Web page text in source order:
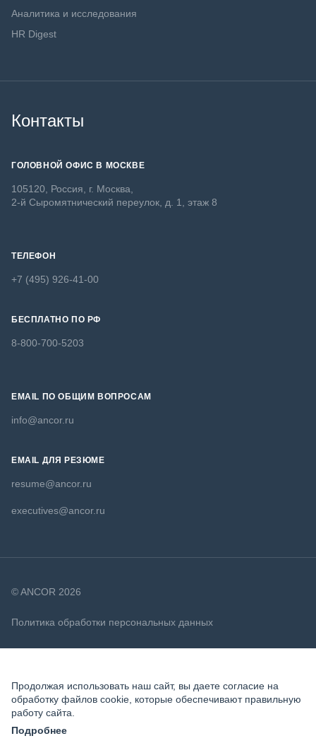
Аналитика и исследования
HR Digest
Контакты
ГОЛОВНОЙ ОФИС В МОСКВЕ
105120, Россия, г. Москва,
2-й Сыромятнический переулок, д. 1, этаж 8
ТЕЛЕФОН
+7 (495) 926-41-00
БЕСПЛАТНО ПО РФ
8-800-700-5203
EMAIL ПО ОБЩИМ ВОПРОСАМ
info@ancor.ru
EMAIL ДЛЯ РЕЗЮМЕ
resume@ancor.ru
executives@ancor.ru
© ANCOR 2026
Политика обработки персональных данных
Продолжая использовать наш сайт, вы даете согласие на
обработку файлов cookie, которые обеспечивают правильную
работу сайта.
Подробнее